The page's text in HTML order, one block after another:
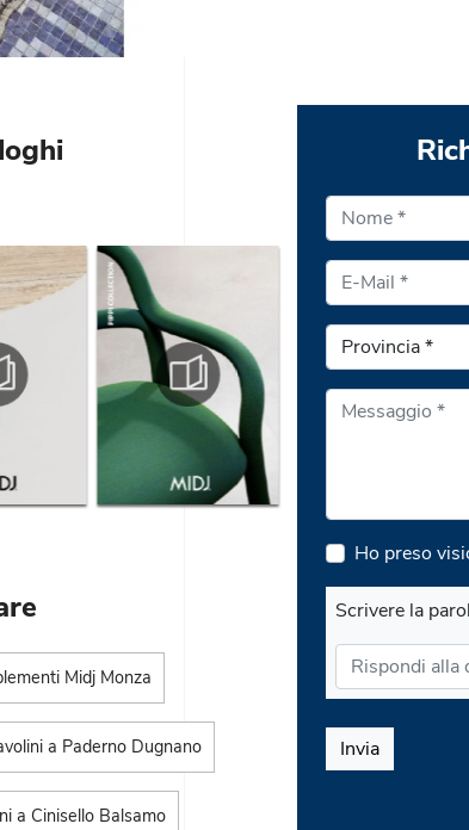
Midj Monza
a Paderno Dugnano
a Cinisello Balsamo
Ho preso
Scrivere la
Invia